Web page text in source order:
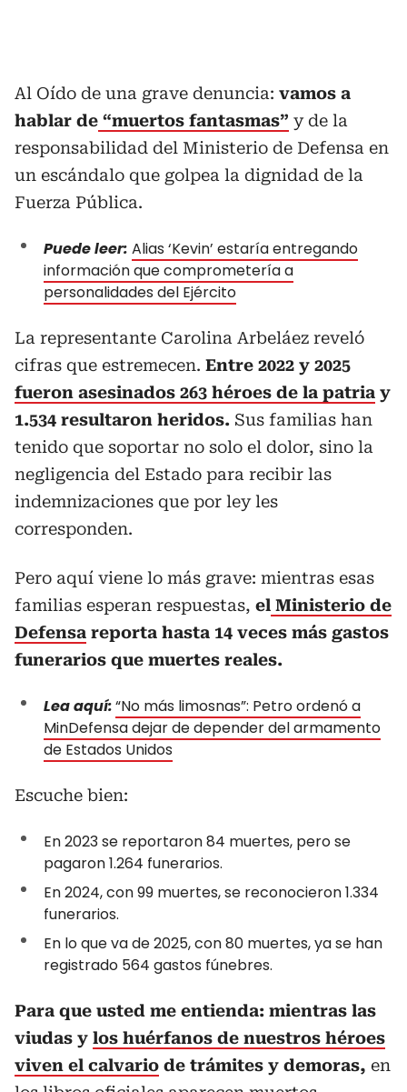
Al Oído de una grave denuncia: vamos a
hablar de “muertos fantasmas” y de la
responsabilidad del Ministerio de Defensa en
un escándalo que golpea la dignidad de la
Fuerza Pública.
Puede leer: Alias ‘Kevin’ estaría entregando
información que comprometería a
personalidades del Ejército
La representante Carolina Arbeláez reveló
cifras que estremecen. Entre 2022 y 2025
fueron asesinados 263 héroes de la patria y
1.534 resultaron heridos. Sus familias han
tenido que soportar no solo el dolor, sino la
negligencia del Estado para recibir las
indemnizaciones que por ley les
corresponden.
Pero aquí viene lo más grave: mientras esas
familias esperan respuestas, el Ministerio de
Defensa reporta hasta 14 veces más gastos
funerarios que muertes reales.
Lea aquí:“No más limosnas”: Petro ordenó a
MinDefensa dejar de depender del armamento
de Estados Unidos
Escuche bien:
En 2023 se reportaron 84 muertes, pero se
pagaron 1.264 funerarios.
En 2024, con 99 muertes, se reconocieron 1.334
funerarios.
En lo que va de 2025, con 80 muertes, ya se han
registrado 564 gastos fúnebres.
Para que usted me entienda: mientras las
viudas y los huérfanos de nuestros héroes
viven el calvario de trámites y demoras, en